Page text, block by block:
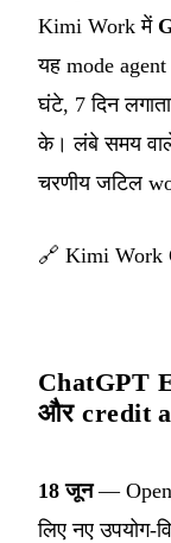
Kimi Work में
यह mode agent
घंटे, 7 दिन
के। लंबे समय
चरणीय जटिल
🔗 Kimi Work
ChatGPT
और credit
18 जून—
लिए नए